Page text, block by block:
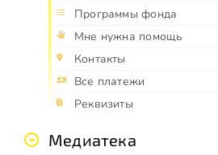
Программы фонда
Мне нужна помощь
Контакты
Все платежи
Реквизиты
Медиатека